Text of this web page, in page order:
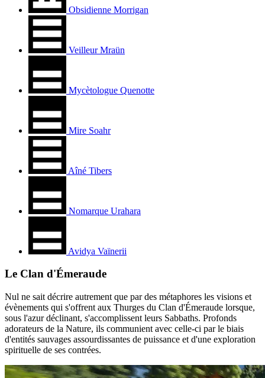
Obsidienne Morrigan
Veilleur Mraün
Mycètologue Quenotte
Mire Soahr
Aîné Tibers
Nomarque Urahara
Avidya Vaïnerii
Le Clan d'Émeraude
Nul ne sait décrire autrement que par des métaphores les visions et
évènements qui s'offrent aux Thurges du Clan d'Émeraude lorsque,
sous l'azur déclinant, s'accomplissent leurs Sabbaths. Profonds
adorateurs de la Nature, ils communient avec celle-ci par le biais
d'entités sauvages assourdissantes de puissance et d'une exploration
spirituelle de ses contrées.